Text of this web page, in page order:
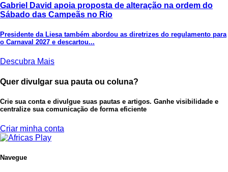
Gabriel David apoia proposta de alteração na ordem do
Sábado das Campeãs no Rio
Presidente da Liesa também abordou as diretrizes do regulamento para
o Carnaval 2027 e descartou...
Descubra Mais
Quer divulgar sua pauta ou coluna?
Crie sua conta e divulgue suas pautas e artigos. Ganhe visibilidade e
centralize sua comunicação de forma eficiente
Criar minha conta
Navegue